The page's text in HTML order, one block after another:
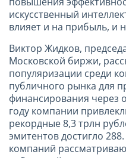
искусственный
влияет и на прибыль, и
Виктор Жидков,
Московской биржи,
популяризации среди
публичного рынка для
финансирования через
году компании
рекордные 8,3 трлн
эмитентов достигло
компаний